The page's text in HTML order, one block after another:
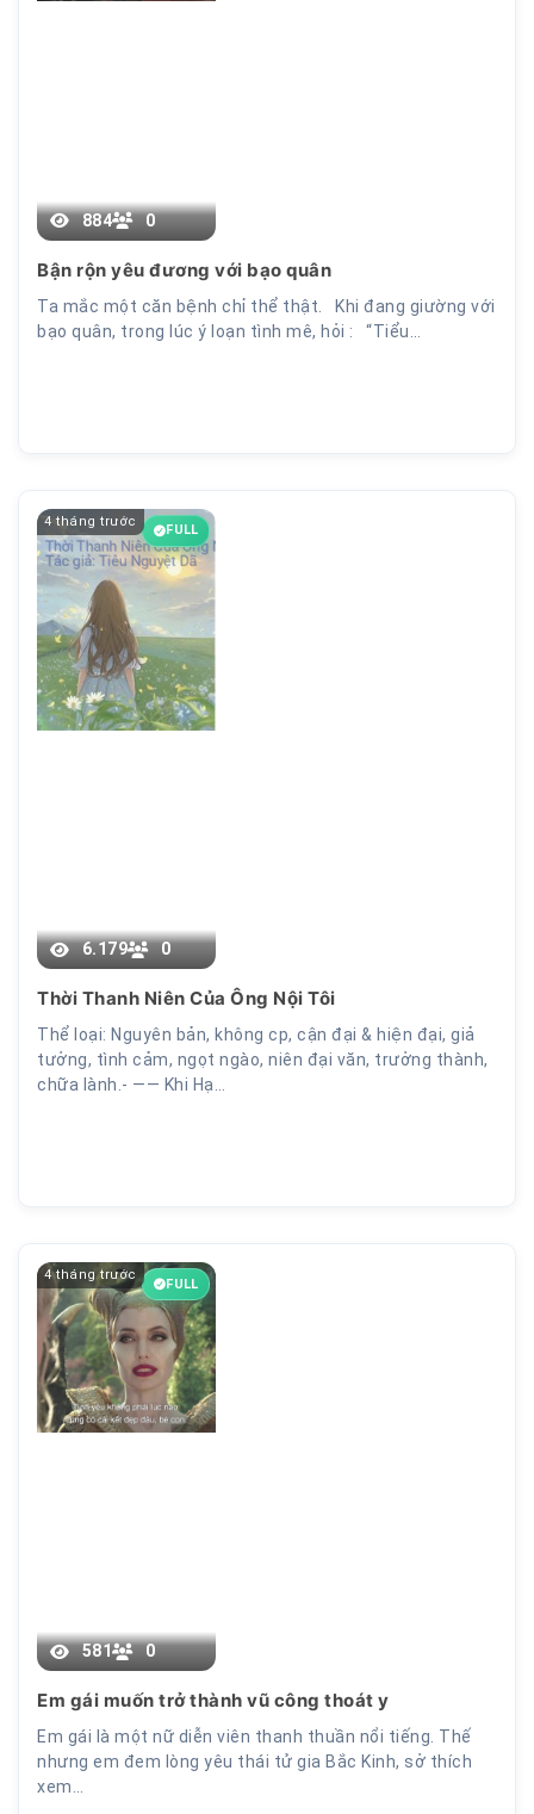
884 0
Bận rộn yêu đương với bạo quân
Ta mắc một căn bệnh chỉ thể thật. Khi đang giường với
bạo quân, trong lúc ý loạn tình mê, hỏi : “Tiểu…
Chương 9
4 tháng trước
FULL
6.179 0
Thời Thanh Niên Của Ông Nội Tôi
Thể loại: Nguyên bản, không cp, cận đại & hiện đại, giả
tưởng, tình cảm, ngọt ngào, niên đại văn, trưởng thành,
chữa lành.- —— Khi Hạ…
Chương 90
4 tháng trước
FULL
581 0
Em gái muốn trở thành vũ công thoát y
Em gái là một nữ diễn viên thanh thuần nổi tiếng. Thế
nhưng em đem lòng yêu thái tử gia Bắc Kinh, sở thích
xem…